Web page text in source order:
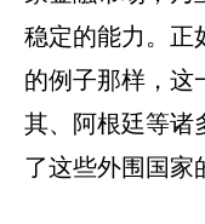
稳定的能力。正
的例子那样，这
其、阿根廷等诸
了这些外围国家